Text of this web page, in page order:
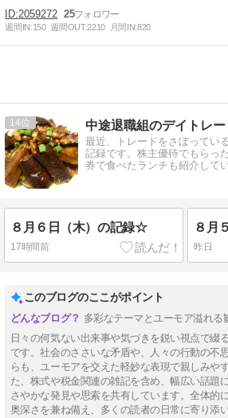
2059272 25
週間IN:150 週間OUT:2210 月間IN:820
14
最近、トレードをさぼってい
記録です。株主優待でもらっ
券で食べたランチも紹介してい
８月６日（木）の記録☆
17時間前
８月
昨日
このブログのここがポイント
多彩なテーマとユーモア溢れる
日々の何気ない出来事や気づきを鋭い視点で綴
です。社会のささいな矛盾や、人々の行動の不
らも、ユーモアを交えた軽妙な表現で親しみや
た、株式や税金関連の雑記を含め、幅広い話題
さやかな発見や思索を共有しています。全体的
奥深さを兼ね備え、多くの読者の日常に寄り添